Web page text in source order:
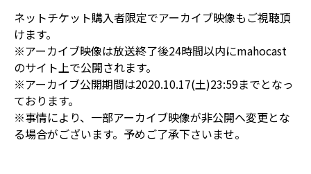
ネットチケット購入者限定でアーカイブ映像もご視聴頂
けます。
※アーカイブ映像は放送終了後24時間以内にmahocast
のサイト上で公開されます。
※アーカイブ公開期間は2020.10.17(土)23:59までとなっ
ております。
※事情により、一部アーカイブ映像が非公開へ変更とな
る場合がございます。予めご了承下さいませ。